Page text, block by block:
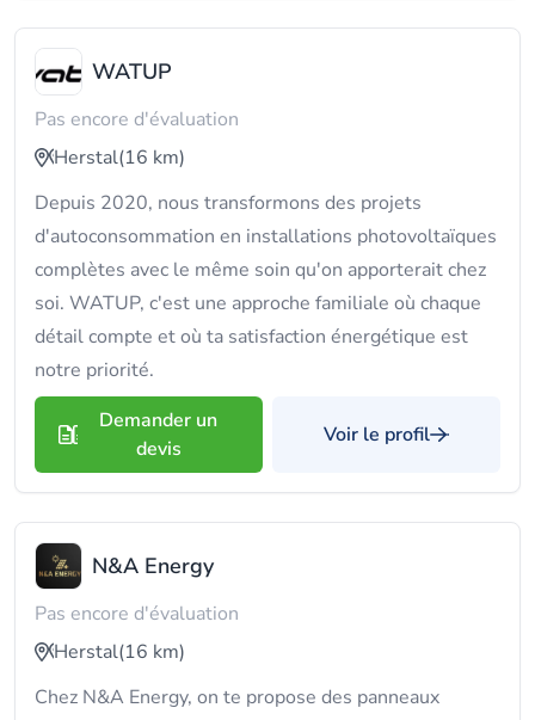
WATUP
Pas encore d'évaluation
Herstal(16 km)
Depuis 2020, nous transformons des projets
d'autoconsommation en installations photovoltaïques
complètes avec le même soin qu'on apporterait chez
soi. WATUP, c'est une approche familiale où chaque
détail compte et où ta satisfaction énergétique est
notre priorité.
Demander un
devis
Voir le profil
N&A Energy
Pas encore d'évaluation
Herstal(16 km)
Chez N&A Energy, on te propose des panneaux